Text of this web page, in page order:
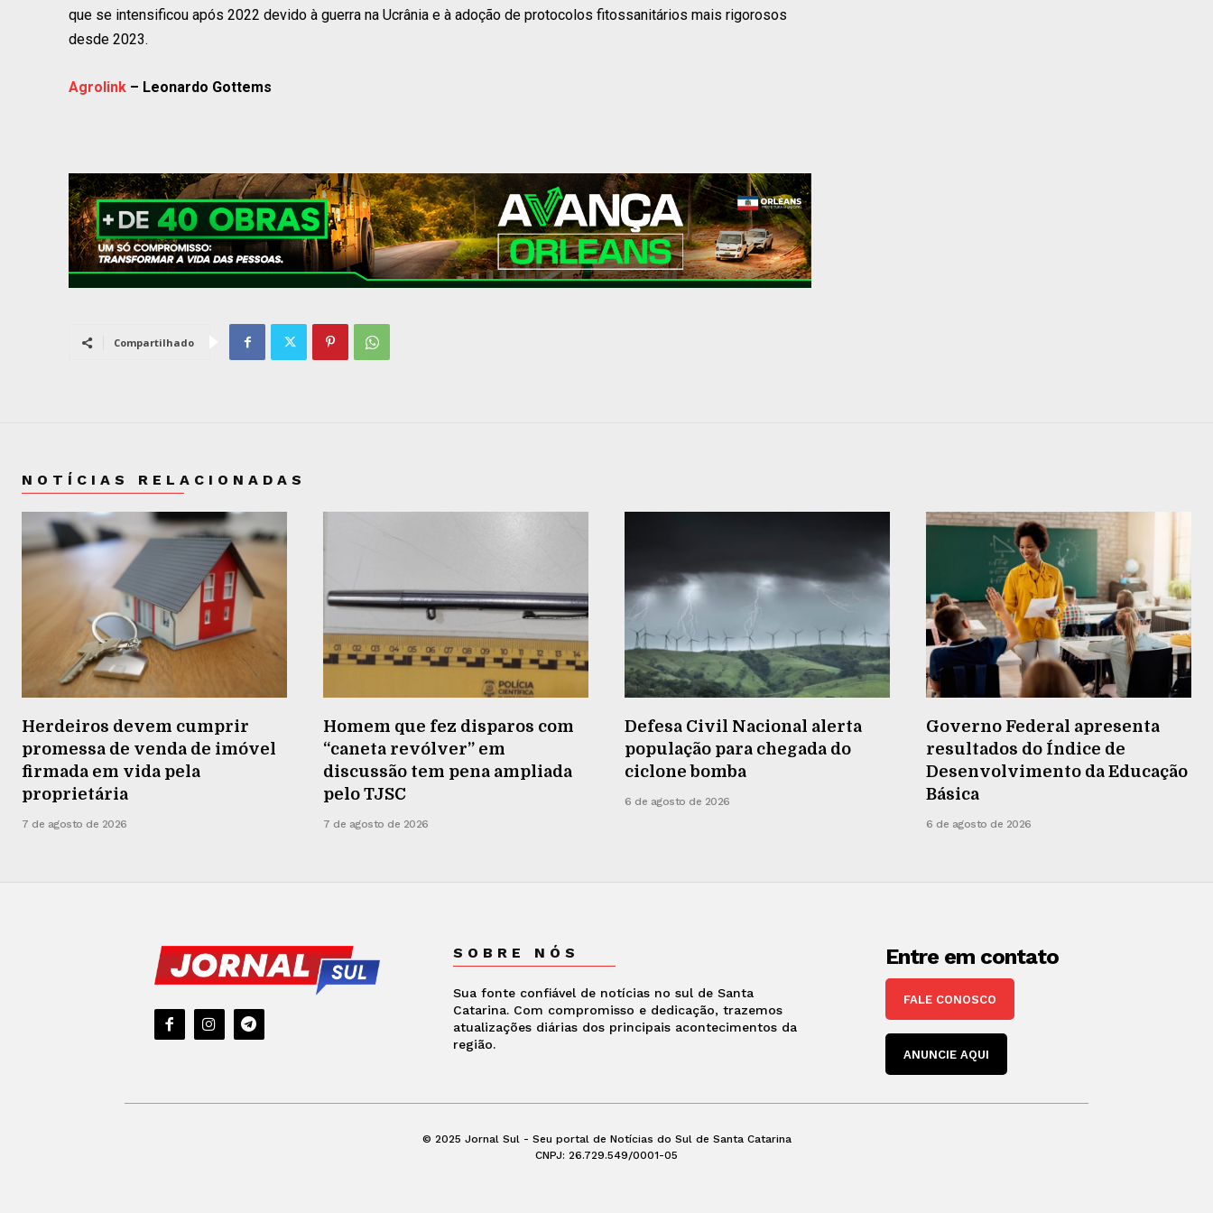
que se intensificou após 2022 devido à guerra na Ucrânia e à adoção de protocolos fitossanitários mais rigorosos
desde 2023.
Agrolink – Leonardo Gottems
Compartilhado
NOTÍCIAS RELACIONADAS
Herdeiros devem cumprir
promessa de venda de imóvel
firmada em vida pela
proprietária
7 de agosto de 2026
Homem que fez disparos com
“caneta revólver” em
discussão tem pena ampliada
pelo TJSC
7 de agosto de 2026
Defesa Civil Nacional alerta
população para chegada do
ciclone bomba
6 de agosto de 2026
Governo Federal apresenta
resultados do Índice de
Desenvolvimento da Educação
Básica
6 de agosto de 2026
SOBRE NÓS
Sua fonte confiável de notícias no sul de Santa
Catarina. Com compromisso e dedicação, trazemos
atualizações diárias dos principais acontecimentos da
região.
Entre em contato
FALE CONOSCO
ANUNCIE AQUI
© 2025 Jornal Sul - Seu portal de Notícias do Sul de Santa Catarina
CNPJ: 26.729.549/0001-05